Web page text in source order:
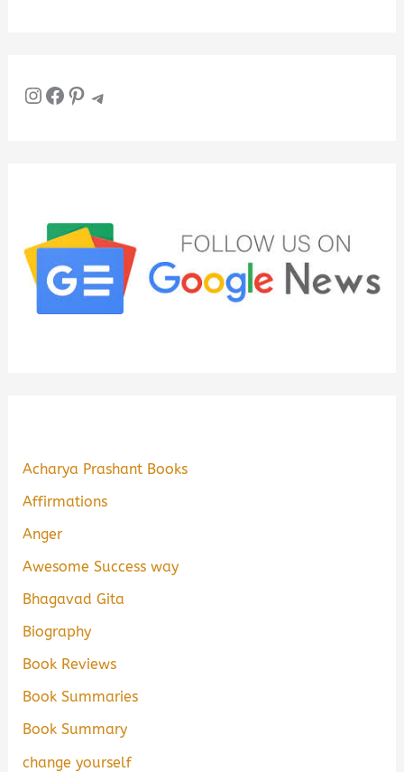
InstagramFacebook Pinterest Telegram
Acharya Prashant Books
Affirmations
Anger
Awesome Success way
Bhagavad Gita
Biography
Book Reviews
Book Summaries
Book Summary
change yourself